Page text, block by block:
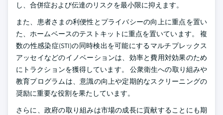
し、合併症および伝達のリスクを最小限に抑えます。
また、患者さまの利便性とプライバシーの向上に重点を置い
た、ホームベースのテストキットに重点を置いています。 複
数の性感染症(STI)の同時検出を可能にするマルチプレックス
アッセイなどのイノベーションは、効率と費用対効果のため
にトラクションを獲得しています。 公衆衛生への取り組みや
教育プログラムは、意識の向上や定期的なスクリーニングの
奨励に重要な役割を果たしています。
さらに、政府の取り組みは市場の成長に貢献することにも期